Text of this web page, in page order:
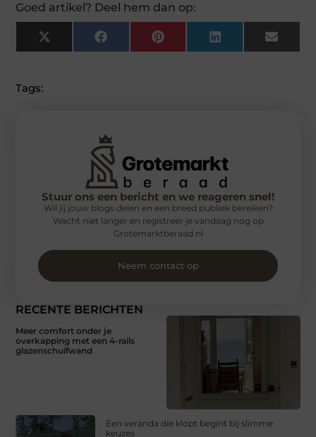
Goed artikel? Deel hem dan op:
X
(Twitter)
FacebookPinterest LinkedIn Email
Tags:
RECENTE BERICHTEN
Meer comfort onder je
overkapping met een 4-rails
glazenschuifwand
Een veranda die klopt begint bij slimme
keuzes
Stuur ons een bericht en we reageren snel!
Wil jij jouw blogs delen en een breed publiek bereiken?
Wacht niet langer en registreer je vandaag nog op
Grotemarktberaad.nl
Neem contact op